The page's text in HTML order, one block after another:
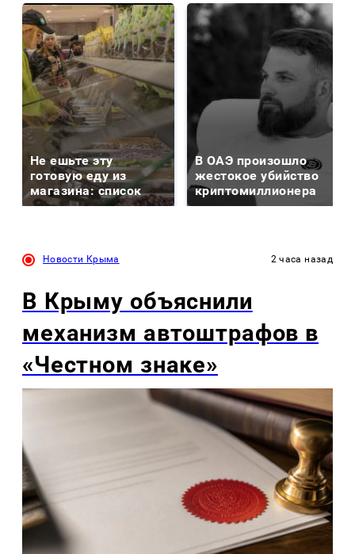
Не ешьте эту
готовую еду из
магазина: список
В ОАЭ произошло
жестокое убийство
криптомиллионера
Новости Крыма 2 часа назад
В Крыму объяснили
механизм автоштрафов в
«Честном знаке»